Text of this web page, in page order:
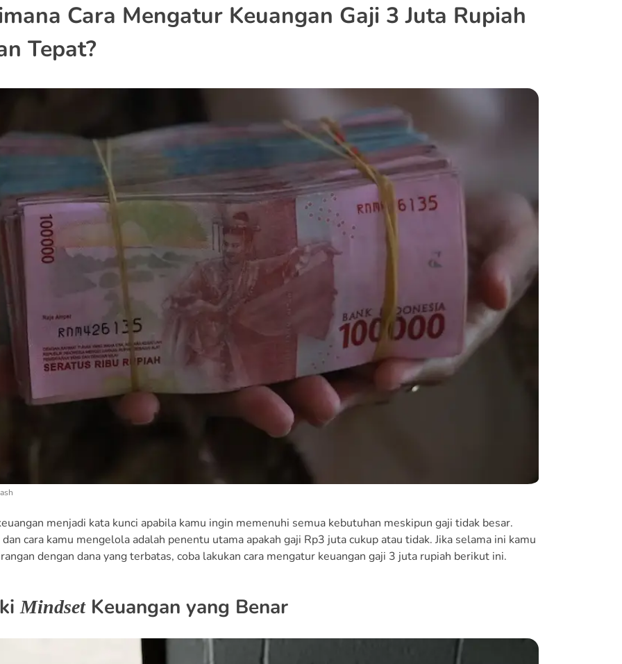
Cara Mengatur Keuangan Gaji 3 Juta Rupiah
Tepat?
menjadi kata kunci apabila kamu ingin memenuhi semua kebutuhan meskipun gaji tidak besar.
cara kamu mengelola adalah penentu utama apakah gaji Rp3 juta cukup atau tidak. Jika selama ini kamu
dengan dana yang terbatas, coba lakukan cara mengatur keuangan gaji 3 juta rupiah berikut ini.
MindsetKeuangan yang Benar